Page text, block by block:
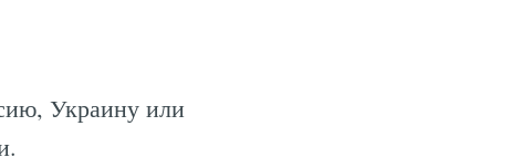
Украину или